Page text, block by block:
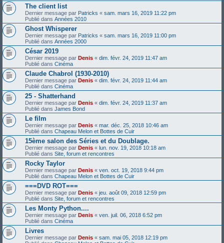
The client list
Dernier message par Patricks « sam. mars 16, 2019 11:22 pm
Publié dans Années 2010
Ghost Whisperer
Dernier message par Patricks « sam. mars 16, 2019 11:00 pm
Publié dans Années 2000
César 2019
Dernier message par Denis « dim. févr. 24, 2019 11:47 am
Publié dans Cinéma
Claude Chabrol (1930-2010)
Dernier message par Denis « dim. févr. 24, 2019 11:44 am
Publié dans Cinéma
25 - Shatterhand
Dernier message par Denis « dim. févr. 24, 2019 11:37 am
Publié dans James Bond
Le film
Dernier message par Denis « mar. déc. 25, 2018 10:46 am
Publié dans Chapeau Melon et Bottes de Cuir
15ème salon des Séries et du Doublage.
Dernier message par Denis « lun. nov. 19, 2018 10:18 am
Publié dans Site, forum et rencontres
Rocky Taylor
Dernier message par Denis « ven. oct. 19, 2018 9:44 pm
Publié dans Chapeau Melon et Bottes de Cuir
===DVD ROT===
Dernier message par Denis « jeu. août 09, 2018 12:59 pm
Publié dans Site, forum et rencontres
Les Monty Python....
Dernier message par Denis « ven. juil. 06, 2018 6:52 pm
Publié dans Cinéma
Livres
Dernier message par Denis « sam. mai 05, 2018 12:19 pm